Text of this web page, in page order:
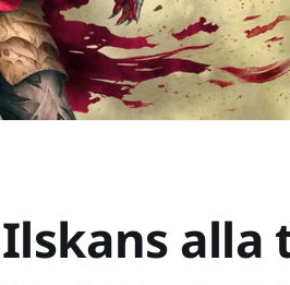
Ilskans alla